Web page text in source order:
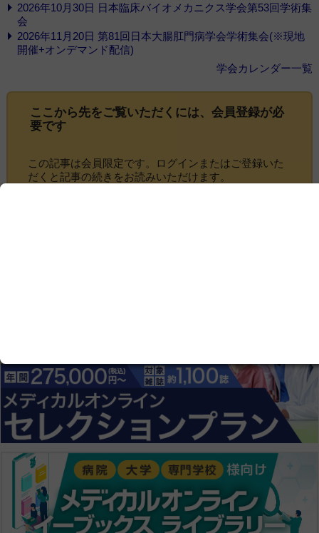
2026年10月30日 日本臨床バイオメカニクス学会第53回学術集
会
2026年11月20日 第81回日本大腸肛門病学会学術集会(※現地
開催+オンデマンド配信)
学会カレンダー一覧
ここから先をご覧いただくには、 会員登録が必
要です
この記事は会員限定です。ログインまたはご登録いた
だくと記事の続きをお読みいただけます。